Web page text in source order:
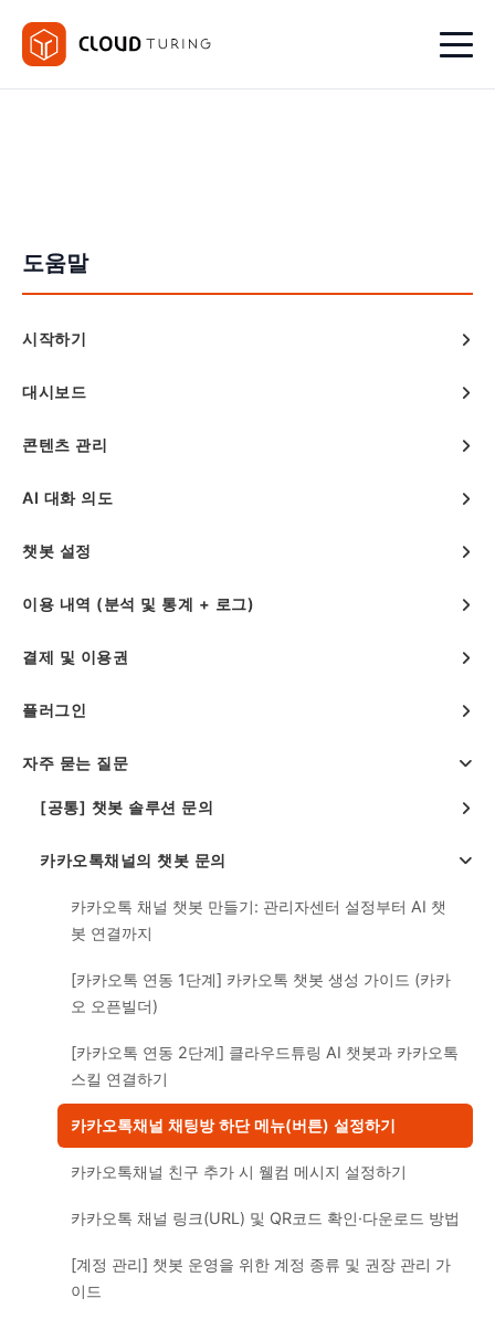
도움말
시작하기
대시보드
콘텐츠 관리
AI 대화 의도
챗봇 설정
이용 내역 (분석 및 통계 + 로그)
결제 및 이용권
플러그인
자주 묻는 질문
[공통] 챗봇 솔루션 문의
카카오톡채널의 챗봇 문의
카카오톡 채널 챗봇 만들기: 관리자센터 설정부터 AI 챗
봇 연결까지
[카카오톡 연동 1단계] 카카오톡 챗봇 생성 가이드 (카카
오 오픈빌더)
[카카오톡 연동 2단계] 클라우드튜링 AI 챗봇과 카카오톡
스킬 연결하기
카카오톡채널 채팅방 하단 메뉴(버튼) 설정하기
카카오톡채널 친구 추가 시 웰컴 메시지 설정하기
카카오톡 채널 링크(URL) 및 QR코드 확인·다운로드 방법
[계정 관리] 챗봇 운영을 위한 계정 종류 및 권장 관리 가
이드